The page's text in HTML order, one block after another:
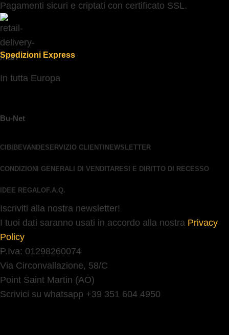
Pagamenti sicuri e criptati con certificato SSL.
Spedizioni Express
In tutta Europa
Bu-Net
CIBIBEVANDESERVIZIO CLIENTINEWSLETTER
CONDIZIONI GENERALI DI VENDITARESI E DIRITTO DI RECESSO
IDEE REGALOF.A.Q.
Iscriviti alla nostra newsletter!
I tuoi dati saranno usati in accordo alla nostra Privacy
Policy
P.Iva: 01298260074
Via Circonvallazione, 58/C
Point Saint Martin (AO)
Scrivici su whatsapp +39 351 604 4950